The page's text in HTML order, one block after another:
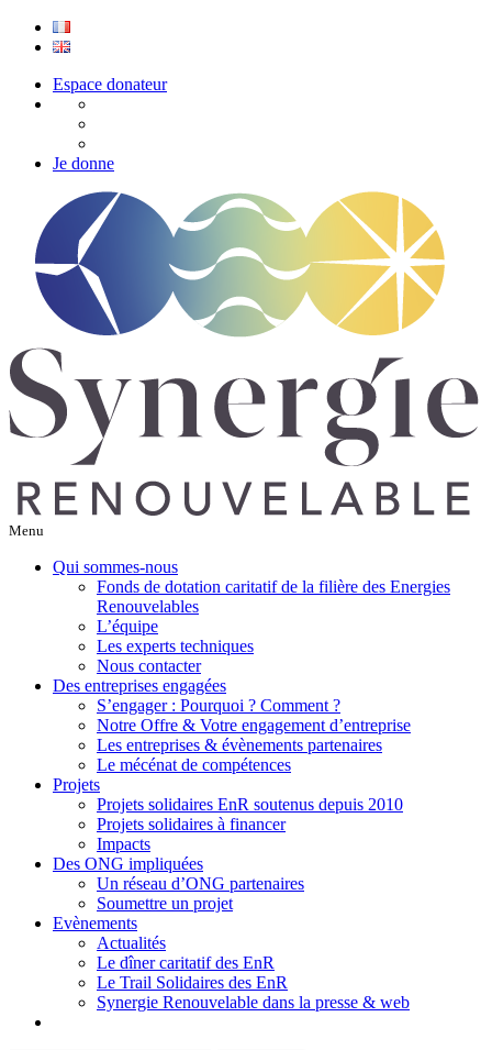
Espace donateur
Je donne
Menu
Qui sommes-nous
Fonds de dotation caritatif de la filière des Energies
Renouvelables
L’équipe
Les experts techniques
Nous contacter
Des entreprises engagées
S’engager : Pourquoi ? Comment ?
Notre Offre & Votre engagement d’entreprise
Les entreprises & évènements partenaires
Le mécénat de compétences
Projets
Projets solidaires EnR soutenus depuis 2010
Projets solidaires à financer
Impacts
Des ONG impliquées
Un réseau d’ONG partenaires
Soumettre un projet
Evènements
Actualités
Le dîner caritatif des EnR
Le Trail Solidaires des EnR
Synergie Renouvelable dans la presse & web